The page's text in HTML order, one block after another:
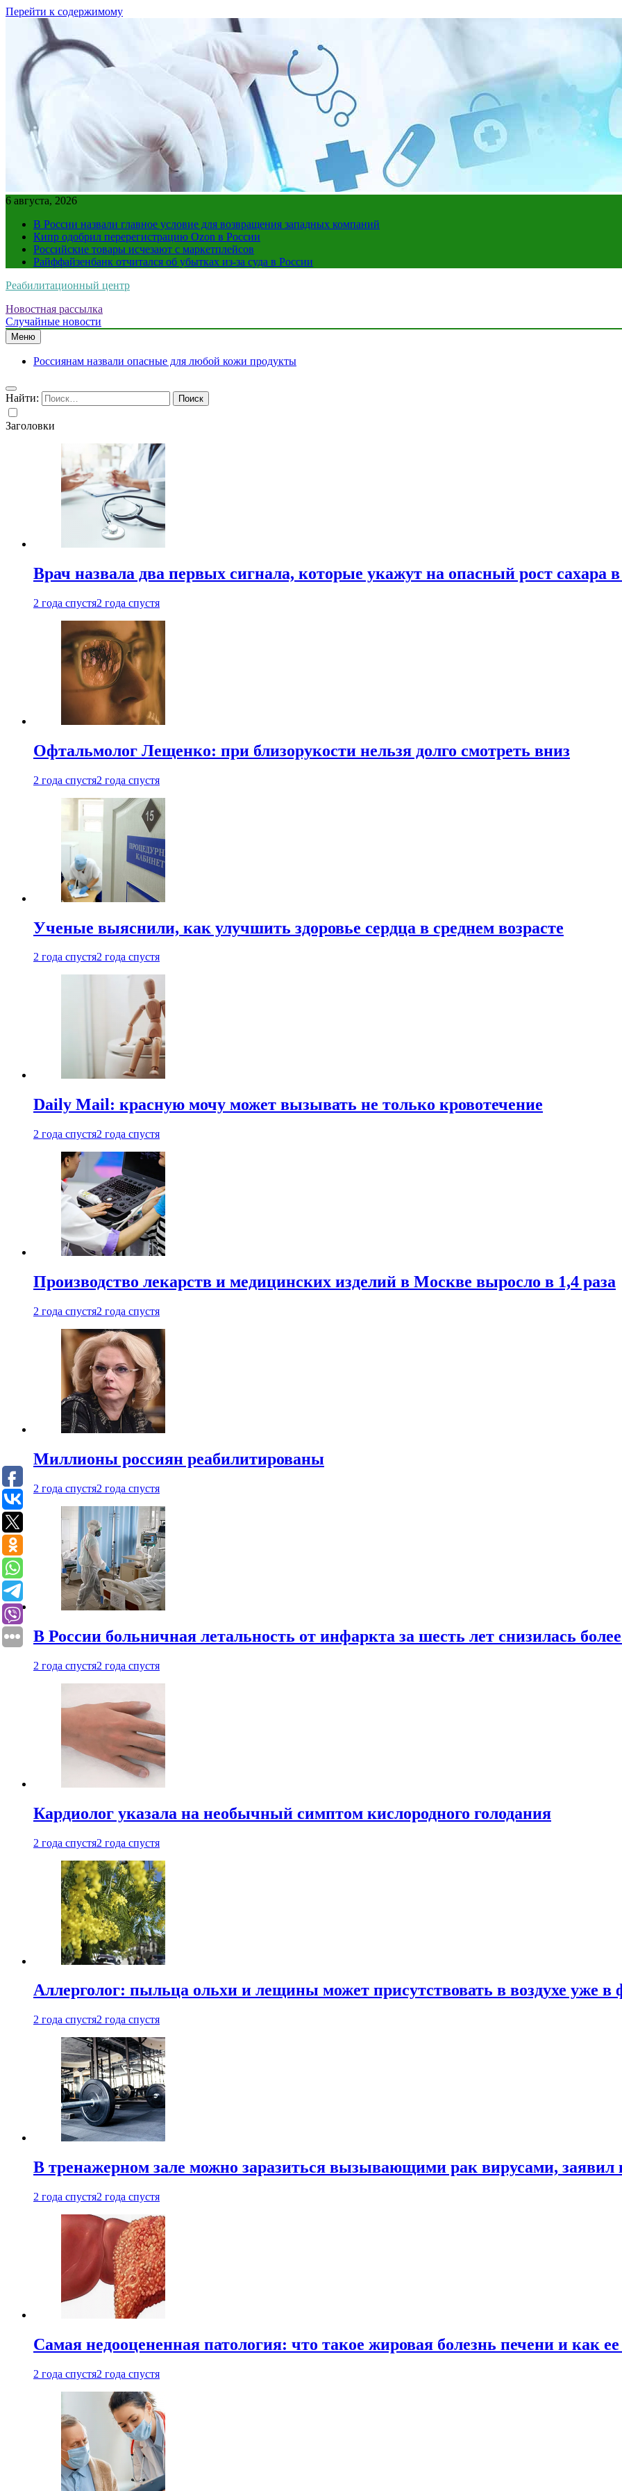
Перейти к содержимому
6 августа, 2026
В России назвали главное условие для возвращения западных компаний
Кипр одобрил перерегистрацию Ozon в России
Российские товары исчезают с маркетплейсов
Райффайзенбанк отчитался об убытках из-за суда в России
Реабилитационный центр
Новостная рассылка
Случайные новости
Меню
Россиянам назвали опасные для любой кожи продукты
Найти:
Заголовки
Врач назвала два первых сигнала, которые укажут на опасный рост сахара
2 года спустя2 года спустя
Офтальмолог Лещенко: при близорукости нельзя долго смотреть вниз
2 года спустя2 года спустя
Ученые выяснили, как улучшить здоровье сердца в среднем возрасте
2 года спустя2 года спустя
Daily Mail: красную мочу может вызывать не только кровотечение
2 года спустя2 года спустя
Производство лекарств и медицинских изделий в Москве выросло в 1,4 раза
2 года спустя2 года спустя
Миллионы россиян реабилитированы
2 года спустя2 года спустя
В России больничная летальность от инфаркта за шесть лет снизилась
2 года спустя2 года спустя
Кардиолог указала на необычный симптом кислородного голодания
2 года спустя2 года спустя
Аллерголог: пыльца ольхи и лещины может присутствовать в воздухе уже в
2 года спустя2 года спустя
В тренажерном зале можно заразиться вызывающими рак вирусами, заявил
2 года спустя2 года спустя
Самая недооцененная патология: что такое жировая болезнь печени и как
2 года спустя2 года спустя